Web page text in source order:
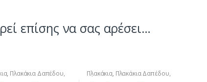
επίσης να σας αρέσει…
, Πλακάκια Δαπέδου, Πλακάκια, Πλακάκια Δαπέδου,
Τύπου Ξύλου